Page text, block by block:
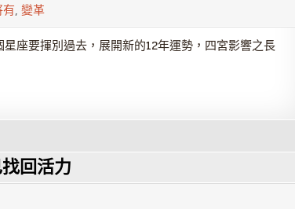
, 變革
座要揮別過去，展開新的12年運勢，四宮影響之長
回活力